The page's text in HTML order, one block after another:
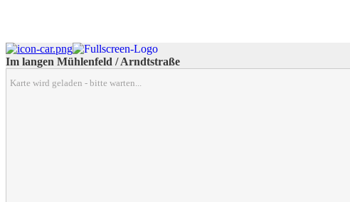
Im langen Mühlenfeld / Arndtstraße
Karte wird geladen - bitte warten...